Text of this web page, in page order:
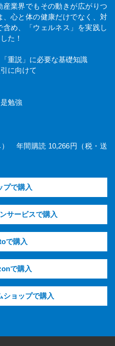
業界でもその動きが広がりつ
心と体の健康だけでなく、対
め、「ウェルネス」を実践し
た！
重説」に必要な基礎知識
に向けて
勉強
年間購読 10,266円（税・送
プで購入
サービスで購入
で購入
で購入
ショップで購入